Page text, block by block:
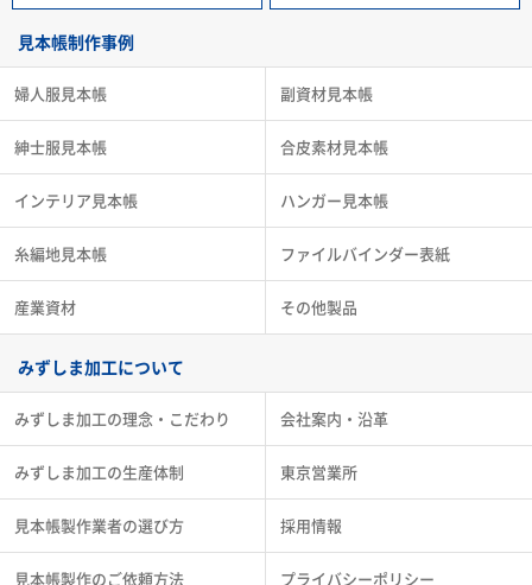
見本帳制作事例
婦人服見本帳
紳士服見本帳
インテリア見本帳
糸編地見本帳
産業資材
副資材見本帳
合皮素材見本帳
ハンガー見本帳
ファイルバインダー表紙
その他製品
みずしま加工について
みずしま加工の理念・こだわり
みずしま加工の生産体制
見本帳製作業者の選び方
見本帳製作のご依頼方法
会社案内・沿革
東京営業所
採用情報
プライバシーポリシー